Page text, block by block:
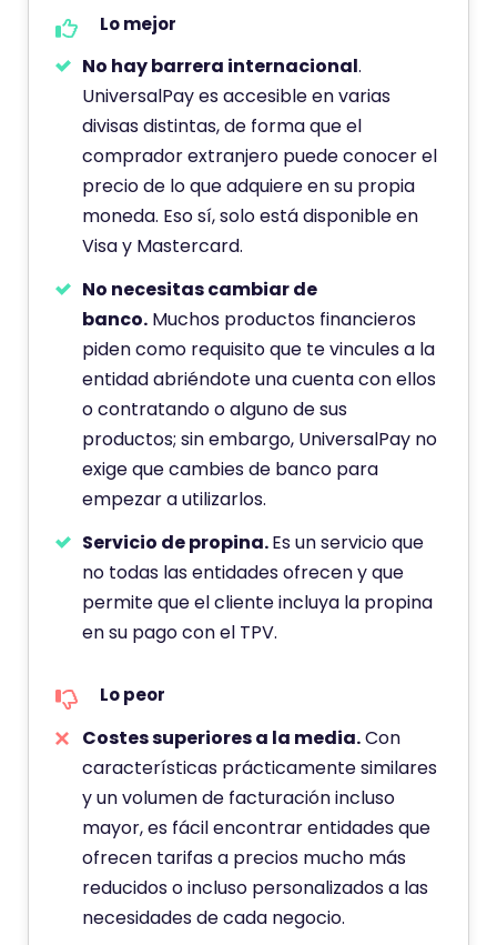
Lo mejor
No hay barrera internacional.
UniversalPay es accesible en varias
divisas distintas, de forma que el
comprador extranjero puede conocer el
precio de lo que adquiere en su propia
moneda. Eso sí, solo está disponible en
Visa y Mastercard.
No necesitas cambiar de
banco. Muchos productos financieros
piden como requisito que te vincules a la
entidad abriéndote una cuenta con ellos
o contratando o alguno de sus
productos; sin embargo, UniversalPay no
exige que cambies de banco para
empezar a utilizarlos.
Servicio de propina.Es un servicio que
no todas las entidades ofrecen y que
permite que el cliente incluya la propina
en su pago con el TPV.
Lo peor
Costes superiores a la media.Con
características prácticamente similares
y un volumen de facturación incluso
mayor, es fácil encontrar entidades que
ofrecen tarifas a precios mucho más
reducidos o incluso personalizados a las
necesidades de cada negocio.